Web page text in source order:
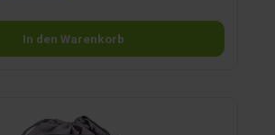
In den Warenkorb